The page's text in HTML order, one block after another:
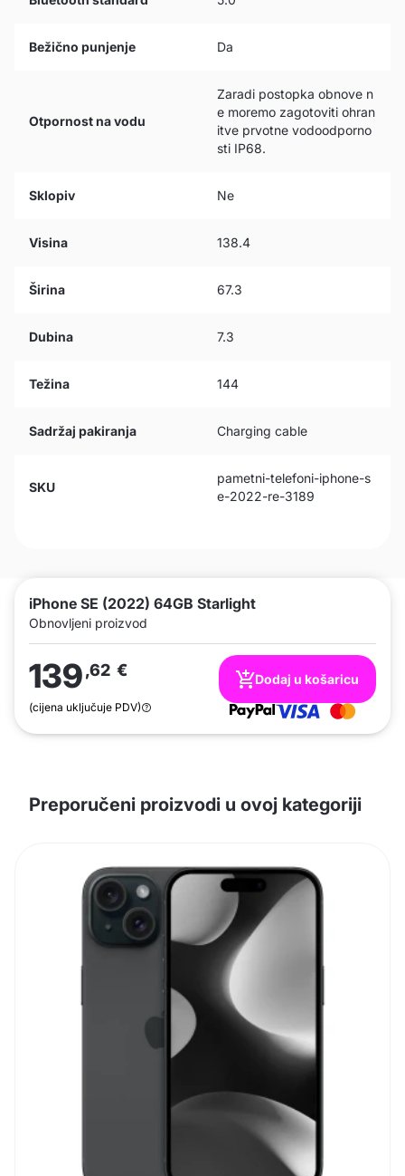
iPhone SE (2022) 64GB Starlight
Obnovljeni proizvod
139,62 €
(cijena uključuje PDV)
Dodaj u košaricu
Bežično punjenje Da
Otpornost na vodu
Zaradi postopka obnove n
e moremo zagotoviti ohran
itve prvotne vodoodporno
sti IP68.
Sklopiv Ne
Visina 138.4
Širina 67.3
Dubina 7.3
Težina 144
Sadržaj pakiranja Charging cable
SKU
pametni-telefoni-iphone-s
e-2022-re-3189
Preporučeni proizvodi u ovoj kategoriji